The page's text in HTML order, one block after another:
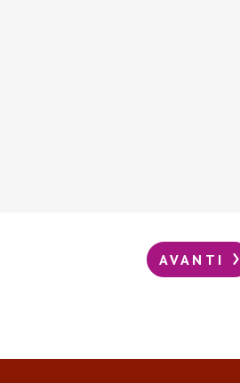
AVANTI